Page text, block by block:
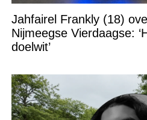
Jahfairel Frankly (18)
Nijmeegse Vierdaagse:
doelwit’